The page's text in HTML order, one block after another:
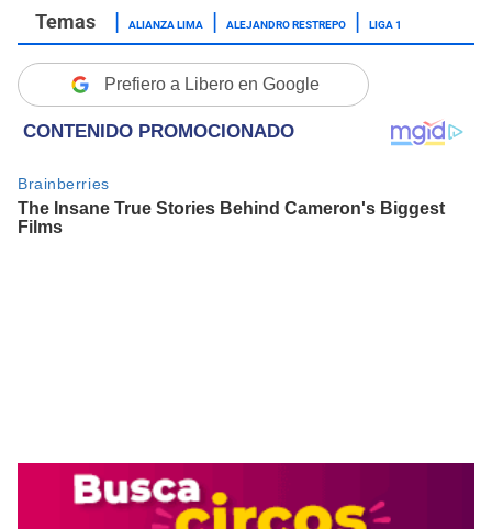
ALIANZA LIMA ALEJANDRO RESTREPO LIGA 1
Prefiero a Libero en Google